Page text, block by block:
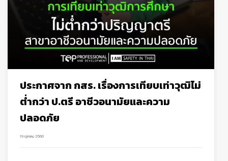
(Management Review) ให้เน้นการตัดสินใจเชิงกล
ยุทธ์มากขึ้นClause 10 Improvementเปลี่ยน “ปัญหา”
ให้เป็น “โอกาสพัฒนา”แนวคิดการปรับปรุงใน ISO 14001:
2026 ไม่ได้หยุดอยู่ที่การแก้ไขข้อบกพร่อง
(Nonconformity) แต่ต้องนำข้อมูลเหล่านั้นไปใช้ในการ
พัฒนาระบบอย่างต่อเนื่ององค์กรต้องสามารถ วิเคราะห์
สาเหตุของปัญหา ป้องกันไม่ให้เกิดซ้ำ ใช้โอกาสในการยก
ระดับระบบแนวทางเตรียมการควรเชื่อมโยงข้อมูลจาก
Nonconformity เข้ากับ Risk & Opportunity และจัด
ทำแผนการปรับปรุงอย่างเป็นระบบ (Continuous
Improvement Plan)สรุป ISO 14001: 2026 ไม่ใช่แค่
ISO 14001: 2026 กำลังเปลี่ยนบทบาทของระบบ EMS จาก
แล้ว สิ่งที่ตามมาคือการเลือกใช้งานให้เหมาะสม ไม่ใช่เลือก
จากความคุ้นเคยหรือความสะดวกเพียงอย่างเดียวอันตราย
และความเสี่ยงจากการใช้งานรถกระเช้าอุบัติเหตุจากรถ
กระเช้า มักเกิดจากสาเหตุที่สามารถป้องกันได้ หากมีการ
วางแผนและควบคุมอย่างเหมาะสม ความเสี่ยงที่พบบ่อย
ได้แก่การตกจากที่สูง เกิดจากการไม่สวมอุปกรณ์ป้องกัน
ส่วนบุคคล เช่น เข็มขัดนิรภัย หรือการปีนออกนอกกระเช้า
โดยไม่ได้รับอนุญาตรถกระเช้าล้มคว่ำ มักเกิดจากการใช้
งานบนพื้นไม่เรียบ พื้นอ่อน หรือบรรทุกน้ำหนักเกินกว่าที่
กำหนด รวมถึงการตั้งขาไม่ถูกต้องการชนสิ่งกีดขวางหรือ
สายไฟฟ้า โดยเฉพาะงานใกล้ระบบไฟฟ้าแรงสูง หากไม่มี
การประเมินความเสี่ยงและกำหนดระยะปลอดภัย อาจเกิด
ประกาศจาก กสร. เรื่องการเทียบเท่าวุฒิไม่
ต่ำกว่า ป.ตรี อาชีวอนามัยและความ
ปลอดภัย
19 ตุลาคม 2566